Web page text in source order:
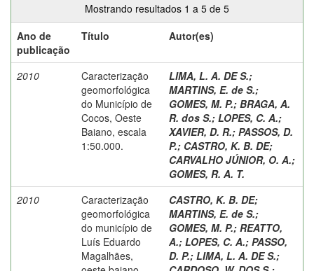
Mostrando resultados 1 a 5 de 5
Ano de
publicação
Título Autor(es)
2010
Caracterização
geomorfológica
do Município de
Cocos, Oeste
Baiano, escala
1:50.000.
LIMA, L. A. DE S.;
MARTINS, E. de S.;
GOMES, M. P.; BRAGA, A.
R. dos S.; LOPES, C. A.;
XAVIER, D. R.; PASSOS, D.
P.; CASTRO, K. B. DE;
CARVALHO JÚNIOR, O. A.;
GOMES, R. A. T.
2010
Caracterização
geomorfológica
do município de
Luís Eduardo
Magalhães,
CASTRO, K. B. DE;
MARTINS, E. de S.;
GOMES, M. P.; REATTO,
A.; LOPES, C. A.; PASSO,
D. P.; LIMA, L. A. DE S.;